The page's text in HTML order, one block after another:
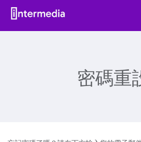
密碼重